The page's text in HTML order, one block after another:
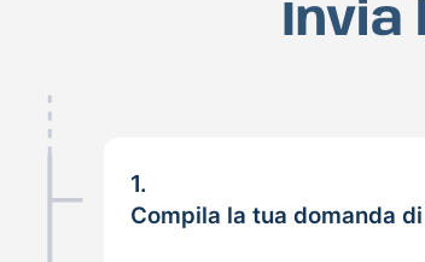
Invia
1.
Compila la tua domanda